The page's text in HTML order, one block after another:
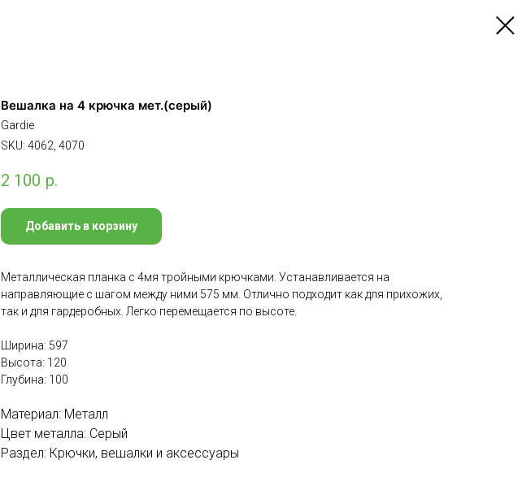
Вешалка на 4 крючка мет.(серый)
Gardie
SKU: 4062, 4070
2 100 р.
Добавить в корзину
Металлическая планка с 4мя тройными крючками. Устанавливается на
направляющие с шагом между ними 575 мм. Отлично подходит как для прихожих,
так и для гардеробных. Легко перемещается по высоте.
Ширина: 597
Высота: 120
Глубина: 100
Материал: Металл
Цвет металла: Серый
Раздел: Крючки, вешалки и аксессуары